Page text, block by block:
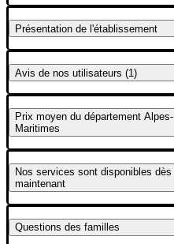
Présentation de l'établissement
Avis de nos utilisateurs (1)
Prix moyen du département Alpes-
Maritimes
Nos services sont disponibles dès
maintenant
Questions des familles